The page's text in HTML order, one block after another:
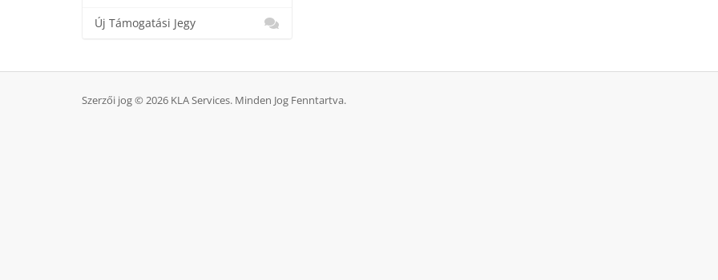
Új Támogatási Jegy
Szerzői jog © 2026 KLA Services. Minden Jog Fenntartva.